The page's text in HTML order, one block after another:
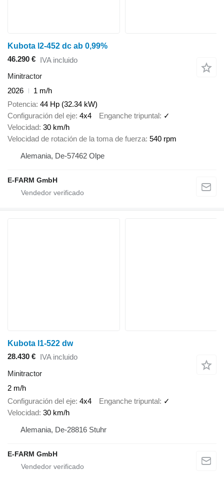
Kubota l2-452 dc ab 0,99%
46.290 € IVA incluido
Minitractor
2026
1 m/h
Potencia 44 Hp (32.34 kW)
Configuración del eje 4x4 Enganche tripuntal ✓
Velocidad 30 km/h
Velocidad de rotación de la toma de fuerza 540 rpm
Alemania, De-57462 Olpe
E-FARM GmbH
Kubota l1-522 dw
28.430 € IVA incluido
Minitractor
2 m/h
Configuración del eje 4x4 Enganche tripuntal ✓
Velocidad 30 km/h
Alemania, De-28816 Stuhr
E-FARM GmbH